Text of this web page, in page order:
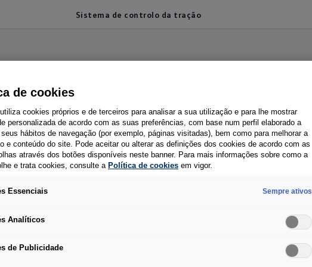
Sistema de controlo da tração
controlo da tração
evitar a patinagem
de cookies
cookies próprios e de terceiros para analisar a sua utilização e para lhe mostrar
personalizada de acordo com as suas preferências, com base num perfil elaborado a
hábitos de navegação (por exemplo, páginas visitadas), bem como para melhorar a
e conteúdo do site. Pode aceitar ou alterar as definições dos cookies de acordo com as
através dos botões disponíveis neste banner. Para mais informações sobre como a
e trata cookies, consulte a Política de cookies em vigor.
Essenciais Sempre ativos
Analíticos
de Publicidade